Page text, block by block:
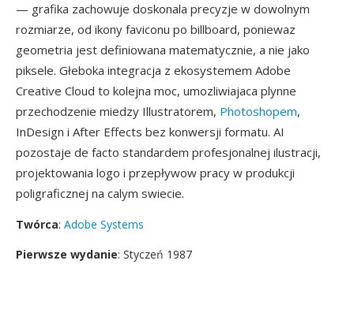
— grafika zachowuje doskonala precyzje w dowolnym
rozmiarze, od ikony faviconu po billboard, poniewaz
geometria jest definiowana matematycznie, a nie jako
piksele. Głeboka integracja z ekosystemem Adobe
Creative Cloud to kolejna moc, umozliwiajaca plynne
przechodzenie miedzy Illustratorem, Photoshopem,
InDesign i After Effects bez konwersji formatu. AI
pozostaje de facto standardem profesjonalnej ilustracji,
projektowania logo i przepływow pracy w produkcji
poligraficznej na calym swiecie.
Twórca: Adobe Systems
Pierwsze wydanie: Styczeń 1987